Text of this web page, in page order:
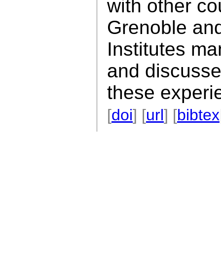
with other
Grenoble
Institutes
and
these
[doi] [url] [bibtex